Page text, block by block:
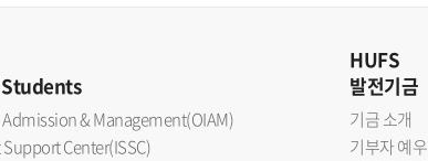
& Management(OIAM)
Center(ISSC)
HUFS
발전기금
기금 소개
기부자 예우